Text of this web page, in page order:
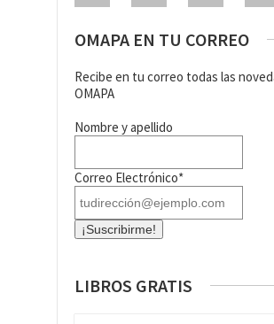
OMAPA EN TU CORREO
Recibe en tu correo todas las
OMAPA
Nombre y apellido
Correo Electrónico*
LIBROS GRATIS